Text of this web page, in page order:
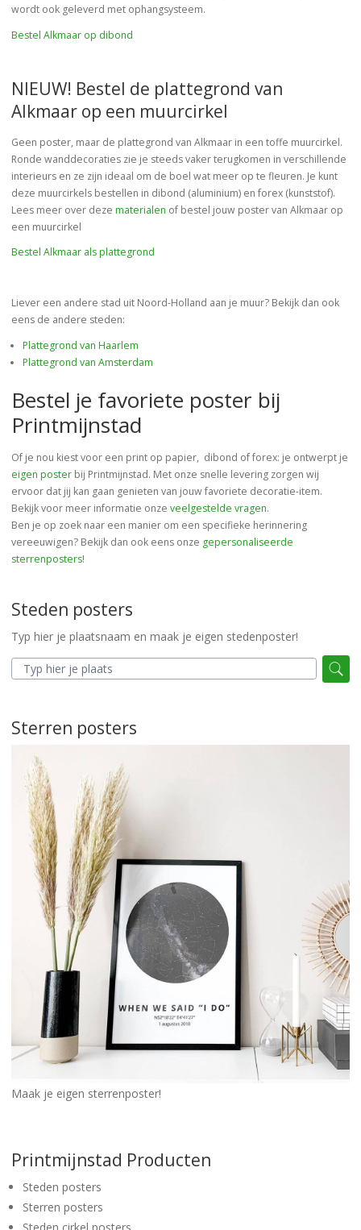
wordt ook geleverd met ophangsysteem.
Bestel Alkmaar op dibond
NIEUW! Bestel de plattegrond van
Alkmaar op een muurcirkel
Geen poster, maar de plattegrond van Alkmaar in een toffe muurcirkel.
Ronde wanddecoraties zie je steeds vaker terugkomen in verschillende
interieurs en ze zijn ideaal om de boel wat meer op te fleuren. Je kunt
deze muurcirkels bestellen in dibond (aluminium) en forex (kunststof).
Lees meer over deze materialen of bestel jouw poster van Alkmaar op
een muurcirkel
Bestel Alkmaar als plattegrond
Liever een andere stad uit Noord-Holland aan je muur? Bekijk dan ook
eens de andere steden:
Plattegrond van Haarlem
Plattegrond van Amsterdam
Bestel je favoriete poster bij
Printmijnstad
Of je nou kiest voor een print op papier, dibond of forex: je ontwerpt je
eigen poster bij Printmijnstad. Met onze snelle levering zorgen wij
ervoor dat jij kan gaan genieten van jouw favoriete decoratie-item.
Bekijk voor meer informatie onze veelgestelde vragen.
Ben je op zoek naar een manier om een specifieke herinnering
vereeuwigen? Bekijk dan ook eens onze gepersonaliseerde
sterrenposters!
Steden posters
Typ hier je plaatsnaam en maak je eigen stedenposter!
Sterren posters
Maak je eigen sterrenposter!
Printmijnstad Producten
Steden posters
Sterren posters
Steden cirkel posters